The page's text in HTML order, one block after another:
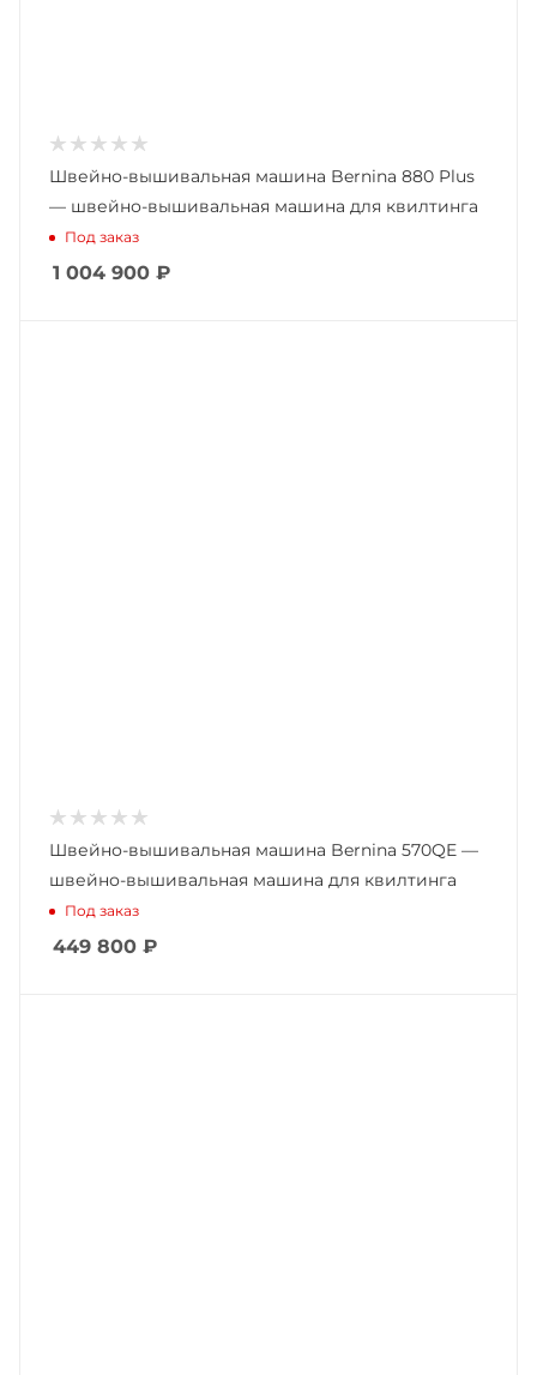
Швейно-вышивальная машина Bernina 880 Plus
— швейно-вышивальная машина для квилтинга
Под заказ
1 004 900 ₽
Швейно-вышивальная машина Bernina 570QE —
швейно-вышивальная машина для квилтинга
Под заказ
449 800 ₽